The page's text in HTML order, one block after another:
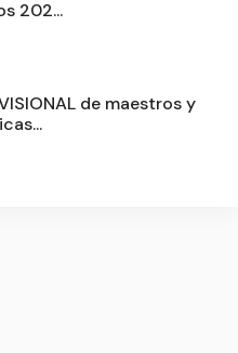
202...
de maestros y